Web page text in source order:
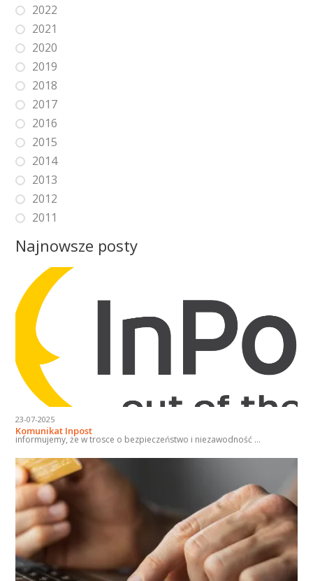
2022
2021
2020
2019
2018
2017
2016
2015
2014
2013
2012
2011
Najnowsze posty
23-07-2025
Komunikat Inpost
informujemy, że w trosce o bezpieczeństwo i niezawodność ...